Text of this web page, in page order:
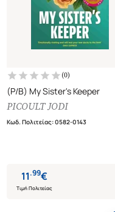
(0)
(P/B) My Sister's Keeper
PICOULT JODI
Κωδ. Πολιτείας:0582-0143
11.99€
Τιμή Πολιτείας